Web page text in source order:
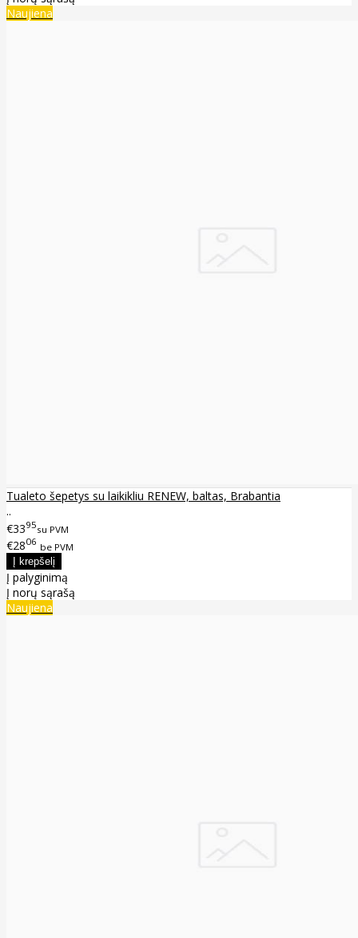
Naujiena
Tualeto šepetys su laikikliu RENEW, baltas, Brabantia
..
€3395su PVM
€2806 be PVM
Į palyginimą
Į norų sąrašą
Naujiena